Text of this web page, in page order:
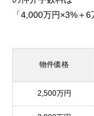
「4,000万円×3%＋
物件価格
2,500万円